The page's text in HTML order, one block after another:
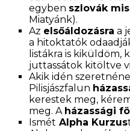
egyben szlovák
Miatyánk).
Az elsőáldozásra a
a hitoktatók
listákra is kiküldöm,
juttassátok kitöltve
Akik idén
Pilisjászfalun
kerestek meg,
meg. A házassági
Ismét Alpha Kurzus